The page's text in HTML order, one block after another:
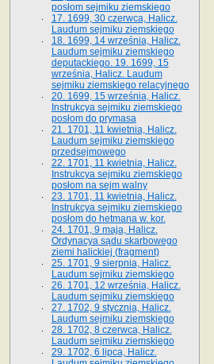
posłom sejmiku ziemskiego
17. 1699, 30 czerwca, Halicz.
Laudum sejmiku ziemskiego
18. 1699, 14 września, Halicz.
Laudum sejmiku ziemskiego
deputackiego. 19. 1699, 15
września, Halicz. Laudum
sejmiku ziemskiego relacyjnego
20. 1699, 15 września, Halicz.
Instrukcya sejmiku ziemskiego
posłom do prymasa
21. 1701, 11 kwietnia, Halicz.
Laudum sejmiku ziemskiego
przedsejmowego
22. 1701, 11 kwietnia, Halicz.
Instrukcya sejmiku ziemskiego
posłom na sejm walny
23. 1701, 11 kwietnia, Halicz.
Instrukcya sejmiku ziemskiego
posłom do hetmana w. kor.
24. 1701, 9 maja, Halicz.
Ordynacya sądu skarbowego
ziemi halickiej (fragment)
25. 1701, 9 sierpnia, Halicz.
Laudum sejmiku ziemskiego
26. 1701, 12 września, Halicz.
Laudum sejmiku ziemskiego
27. 1702, 9 stycznia, Halicz.
Laudum sejmiku ziemskiego
28. 1702, 8 czerwca, Halicz.
Laudum sejmiku ziemskiego
29. 1702, 6 lipca, Halicz.